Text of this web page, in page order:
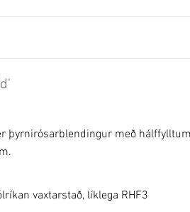
þyrnirósarblendingur með
vaxtarstað, líklega RHF3